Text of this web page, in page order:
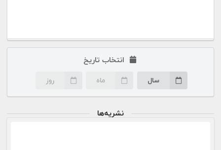
انتخاب تاریخ
سال ماه روز
نشریه‌ها